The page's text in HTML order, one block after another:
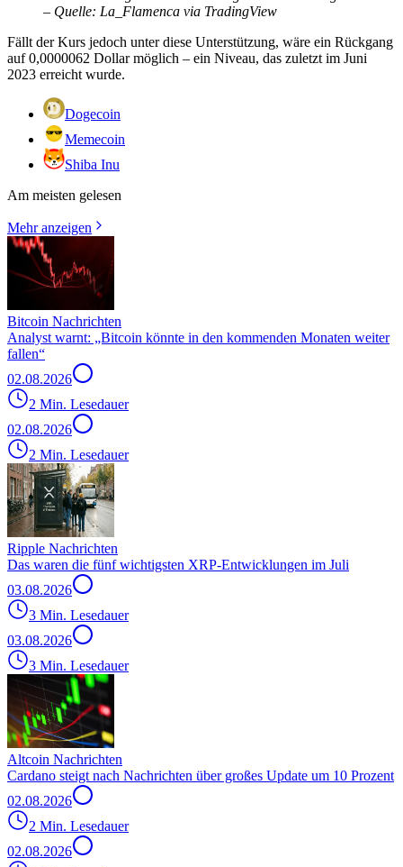
– Quelle: La_Flamenca via TradingView
Fällt der Kurs jedoch unter diese Unterstützung, wäre ein Rückgang
auf 0,0000062 Dollar möglich – ein Niveau, das zuletzt im Juni
2023 erreicht wurde.
Dogecoin
Memecoin
Shiba Inu
Am meisten gelesen
Mehr anzeigen
Bitcoin Nachrichten
Analyst warnt: „Bitcoin könnte in den kommenden Monaten weiter
fallen“
02.08.2026
2 Min. Lesedauer
02.08.2026
2 Min. Lesedauer
Ripple Nachrichten
Das waren die fünf wichtigsten XRP-Entwicklungen im Juli
03.08.2026
3 Min. Lesedauer
03.08.2026
3 Min. Lesedauer
Altcoin Nachrichten
Cardano steigt nach Nachrichten über großes Update um 10 Prozent
02.08.2026
2 Min. Lesedauer
02.08.2026